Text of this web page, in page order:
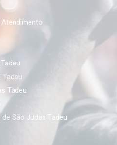
Tadeu
São Judas Tadeu